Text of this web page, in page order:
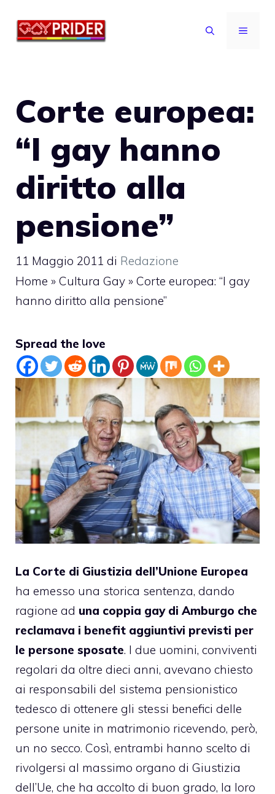
MENU
Corte europea:
“I gay hanno
diritto alla
pensione”
11 Maggio 2011 di Redazione
Home » Cultura Gay » Corte europea: “I gay
hanno diritto alla pensione”
Spread the love
La Corte di Giustizia dell’Unione Europea
ha emesso una storica sentenza, dando
ragione ad una coppia gay di Amburgo che
reclamava i benefit aggiuntivi previsti per
le persone sposate. I due uomini, conviventi
regolari da oltre dieci anni, avevano chiesto
ai responsabili del sistema pensionistico
tedesco di ottenere gli stessi benefici delle
persone unite in matrimonio ricevendo, però,
un no secco. Così, entrambi hanno scelto di
rivolgersi al massimo organo di Giustizia
dell’Ue, che ha accolto di buon grado, la loro